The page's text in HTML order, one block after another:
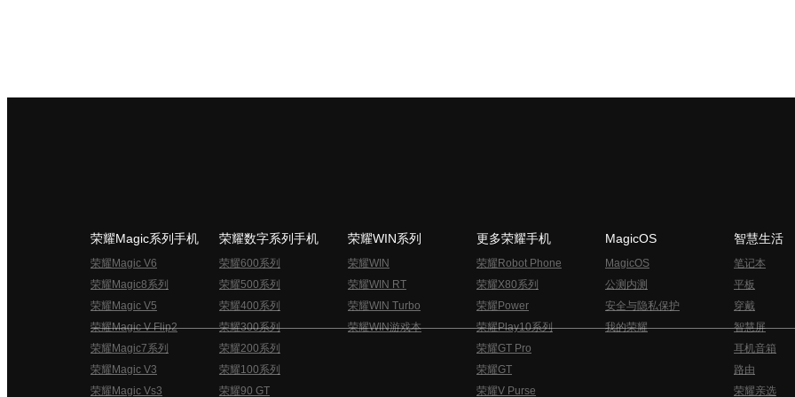
荣耀Magic系列手机
荣耀Magic V6
荣耀Magic8系列
荣耀Magic V5
荣耀Magic V Flip2
荣耀Magic7系列
荣耀Magic V3
荣耀Magic Vs3
荣耀数字系列手机
荣耀600系列
荣耀500系列
荣耀400系列
荣耀300系列
荣耀200系列
荣耀100系列
荣耀90 GT
荣耀WIN系列
荣耀WIN
荣耀WIN RT
荣耀WIN Turbo
荣耀WIN游戏本
更多荣耀手机
荣耀Robot Phone
荣耀X80系列
荣耀Power
荣耀Play10系列
荣耀GT Pro
荣耀GT
荣耀V Purse
MagicOS
MagicOS
公测内测
安全与隐私保护
我的荣耀
智慧生活
笔记本
平板
穿戴
智慧屏
耳机音箱
路由
荣耀亲选